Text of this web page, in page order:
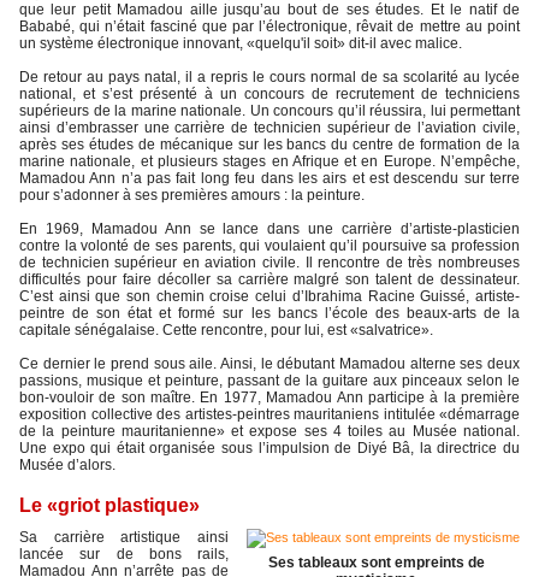
que leur petit Mamadou aille jusqu’au bout de ses études. Et le natif de
Bababé, qui n’était fasciné que par l’électronique, rêvait de mettre au point
un système électronique innovant, «quelqu'il soit» dit-il avec malice.
De retour au pays natal, il a repris le cours normal de sa scolarité au lycée
national, et s’est présenté à un concours de recrutement de techniciens
supérieurs de la marine nationale. Un concours qu’il réussira, lui permettant
ainsi d’embrasser une carrière de technicien supérieur de l’aviation civile,
après ses études de mécanique sur les bancs du centre de formation de la
marine nationale, et plusieurs stages en Afrique et en Europe. N’empêche,
Mamadou Ann n’a pas fait long feu dans les airs et est descendu sur terre
pour s’adonner à ses premières amours : la peinture.
En 1969, Mamadou Ann se lance dans une carrière d’artiste-plasticien
contre la volonté de ses parents, qui voulaient qu’il poursuive sa profession
de technicien supérieur en aviation civile. Il rencontre de très nombreuses
difficultés pour faire décoller sa carrière malgré son talent de dessinateur.
C’est ainsi que son chemin croise celui d’Ibrahima Racine Guissé, artiste-
peintre de son état et formé sur les bancs l’école des beaux-arts de la
capitale sénégalaise. Cette rencontre, pour lui, est «salvatrice».
Ce dernier le prend sous aile. Ainsi, le débutant Mamadou alterne ses deux
passions, musique et peinture, passant de la guitare aux pinceaux selon le
bon-vouloir de son maître. En 1977, Mamadou Ann participe à la première
exposition collective des artistes-peintres mauritaniens intitulée «démarrage
de la peinture mauritanienne» et expose ses 4 toiles au Musée national.
Une expo qui était organisée sous l’impulsion de Diyé Bâ, la directrice du
Musée d’alors.
Le «griot plastique»
Ses tableaux sont empreints de
Sa carrière artistique ainsi
lancée sur de bons rails,
Mamadou Ann n’arrête pas de